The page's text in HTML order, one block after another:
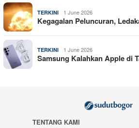
TERKINI 1 June 2026
Kegagalan Peluncuran,
TERKINI 1 June 2026
Samsung Kalahkan Apple di
TENTANG KAMI